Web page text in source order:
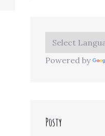
Powered by
Posty